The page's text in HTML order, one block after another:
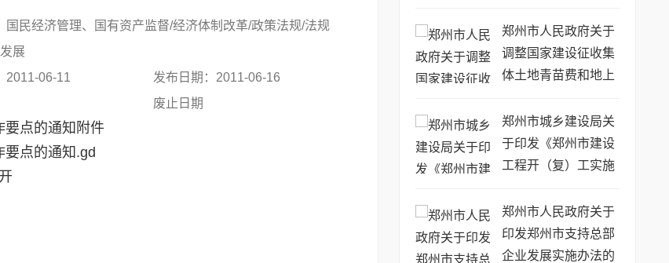
国民经济管理、国有资产监督/经济体制改革/政策法规/法规
展
2011-06-11
发布日期：2011-06-16
废止日期
要点的通知附件
要点的通知.gd
的通知
郑州市人民政府关于
调整国家建设征收集
体土地青苗费和地上
知
郑州市城乡建设局关
于印发《郑州市建设
工程开（复）工实施
郑州市人民政府关于
印发郑州市支持总部
企业发展实施办法的